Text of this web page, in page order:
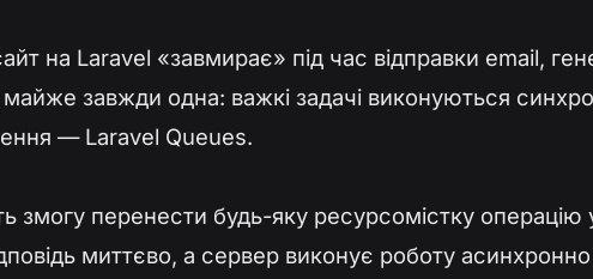
на Laravel «завмирає» під час відправки email,
завжди одна: важкі задачі виконуються
— Laravel Queues.
змогу перенести будь-яку ресурсомістку
миттєво, а сервер виконує роботу